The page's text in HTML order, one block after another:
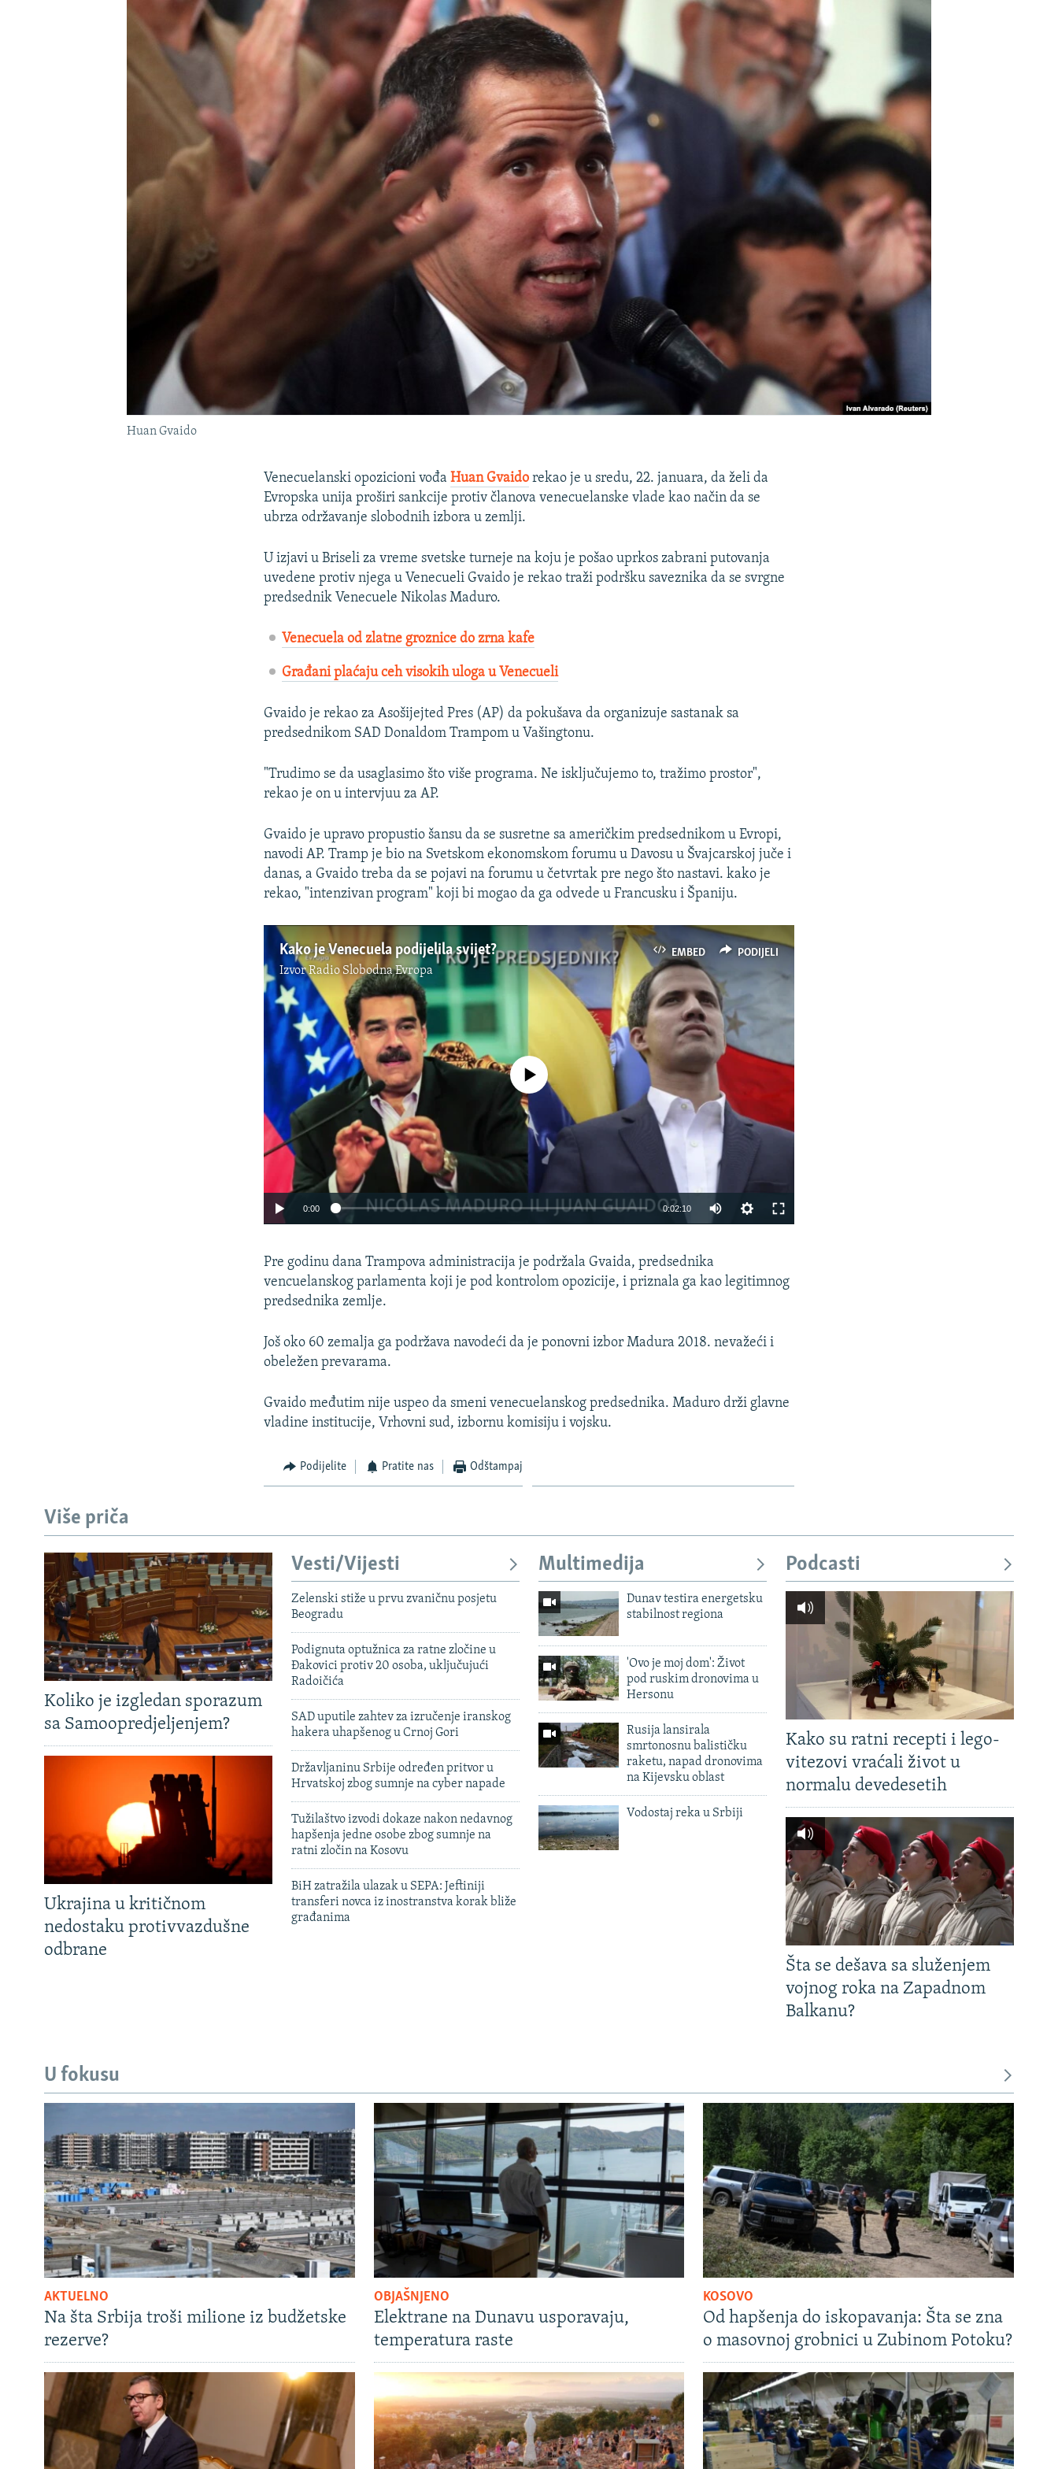
Huan Gvaido
Venecuelanski opozicioni vođaHuan Gvaido rekao je u sredu, 22. januara, da želi da
Evropska unija proširi sankcije protiv članova venecuelanske vlade kao način da se
ubrza održavanje slobodnih izbora u zemlji.
U izjavi u Briseli za vreme svetske turneje na koju je pošao uprkos zabrani putovanja
uvedene protiv njega u Venecueli Gvaido je rekao traži podršku saveznika da se svrgne
predsednik Venecuele Nikolas Maduro.
Venecuela od zlatne groznice do zrna kafe
Građani plaćaju ceh visokih uloga u Venecueli
Gvaido je rekao za Asošijejted Pres (AP) da pokušava da organizuje sastanak sa
predsednikom SAD Donaldom Trampom u Vašingtonu.
"Trudimo se da usaglasimo što više programa. Ne isključujemo to, tražimo prostor",
rekao je on u intervjuu za AP.
Gvaido je upravo propustio šansu da se susretne sa američkim predsednikom u Evropi,
navodi AP. Tramp je bio na Svetskom ekonomskom forumu u Davosu u Švajcarskoj juče i
danas, a Gvaido treba da se pojavi na forumu u četvrtak pre nego što nastavi. kako je
rekao, "intenzivan program" koji bi mogao da ga odvede u Francusku i Španiju.
EMBED PODIJELI
Kako je Venecuela podijelila svijet?
IzvorRadio Slobodna Evropa
EMBED
No media source currently available
0:00 0:02:10
Pre godinu dana Trampova administracija je podržala Gvaida, predsednika
vencuelanskog parlamenta koji je pod kontrolom opozicije, i priznala ga kao legitimnog
predsednika zemlje.
Još oko 60 zemalja ga podržava navodeći da je ponovni izbor Madura 2018. nevažeći i
obeležen prevarama.
Gvaido međutim nije uspeo da smeni venecuelanskog predsednika. Maduro drži glavne
vladine institucije, Vrhovni sud, izbornu komisiju i vojsku.
Podijelite Pratite nas Odštampaj
Više priča
Koliko je izgledan sporazum
sa Samoopredjeljenjem?
Ukrajina u kritičnom
nedostaku protivvazdušne
odbrane
Vesti/Vijesti
Zelenski stiže u prvu zvaničnu posjetu
Beogradu
Podignuta optužnica za ratne zločine u
Đakovici protiv 20 osoba, uključujući
Radoičića
SAD uputile zahtev za izručenje iranskog
hakera uhapšenog u Crnoj Gori
Državljaninu Srbije određen pritvor u
Hrvatskoj zbog sumnje na cyber napade
Tužilaštvo izvodi dokaze nakon nedavnog
hapšenja jedne osobe zbog sumnje na
ratni zločin na Kosovu
BiH zatražila ulazak u SEPA: Jeftiniji
transferi novca iz inostranstva korak bliže
građanima
Multimedija
Dunav testira energetsku
stabilnost regiona
'Ovo je moj dom': Život
pod ruskim dronovima u
Hersonu
Rusija lansirala
smrtonosnu balističku
raketu, napad dronovima
na Kijevsku oblast
Vodostaj reka u Srbiji
Podcasti
Kako su ratni recepti i lego-
vitezovi vraćali život u
normalu devedesetih
Šta se dešava sa služenjem
vojnog roka na Zapadnom
Balkanu?
U fokusu
AKTUELNO
Na šta Srbija troši milione iz budžetske
rezerve?
OBJAŠNJENO
Elektrane na Dunavu usporavaju,
temperatura raste
KOSOVO
Od hapšenja do iskopavanja: Šta se zna
o masovnoj grobnici u Zubinom Potoku?